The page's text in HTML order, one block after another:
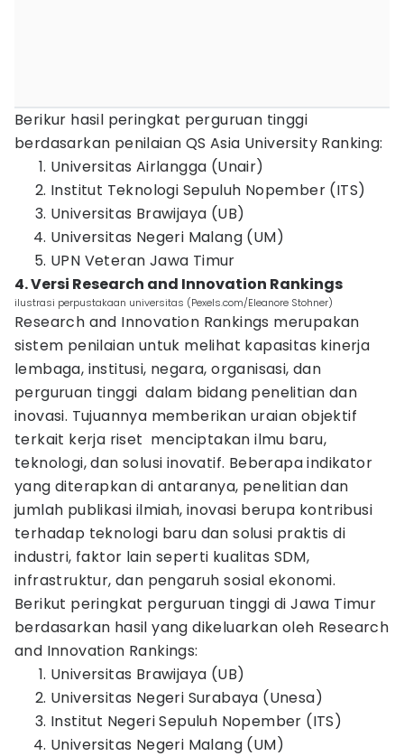
Berikur hasil peringkat perguruan tinggi
berdasarkan penilaian QS Asia University Ranking:
Universitas Airlangga (Unair)
Institut Teknologi Sepuluh Nopember (ITS)
Universitas Brawijaya (UB)
Universitas Negeri Malang (UM)
UPN Veteran Jawa Timur
4. Versi Research and Innovation Rankings
ilustrasi perpustakaan universitas (Pexels.com/Eleanore Stohner)
Research and Innovation Rankings merupakan
sistem penilaian untuk melihat kapasitas kinerja
lembaga, institusi, negara, organisasi, dan
perguruan tinggi dalam bidang penelitian dan
inovasi. Tujuannya memberikan uraian objektif
terkait kerja riset menciptakan ilmu baru,
teknologi, dan solusi inovatif. Beberapa indikator
yang diterapkan di antaranya, penelitian dan
jumlah publikasi ilmiah, inovasi berupa kontribusi
terhadap teknologi baru dan solusi praktis di
industri, faktor lain seperti kualitas SDM,
infrastruktur, dan pengaruh sosial ekonomi.
Berikut peringkat perguruan tinggi di Jawa Timur
berdasarkan hasil yang dikeluarkan oleh Research
and Innovation Rankings:
Universitas Brawijaya (UB)
Universitas Negeri Surabaya (Unesa)
Institut Negeri Sepuluh Nopember (ITS)
Universitas Negeri Malang (UM)